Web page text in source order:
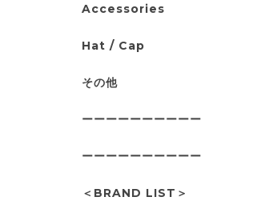
Accessories
Hat / Cap
その他
ーーーーーーーーーー
ーーーーーーーーーー
＜BRAND LIST＞